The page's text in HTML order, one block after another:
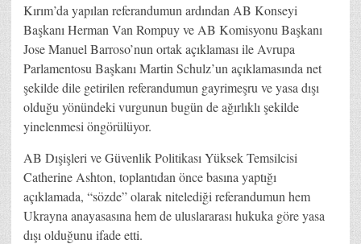
Kırım’da yapılan referandumun ardından AB Konseyi
Başkanı Herman Van Rompuy ve AB Komisyonu Başkanı
Jose Manuel Barroso’nun ortak açıklaması ile Avrupa
Parlamentosu Başkanı Martin Schulz’un açıklamasında net
şekilde dile getirilen referandumun gayrimeşru ve yasa dışı
olduğu yönündeki vurgunun bugün de ağırlıklı şekilde
yinelenmesi öngörülüyor.
AB Dışişleri ve Güvenlik Politikası Yüksek Temsilcisi
Catherine Ashton, toplantıdan önce basına yaptığı
açıklamada, “sözde” olarak nitelediği referandumun hem
Ukrayna anayasasına hem de uluslararası hukuka göre yasa
dışı olduğunu ifade etti.